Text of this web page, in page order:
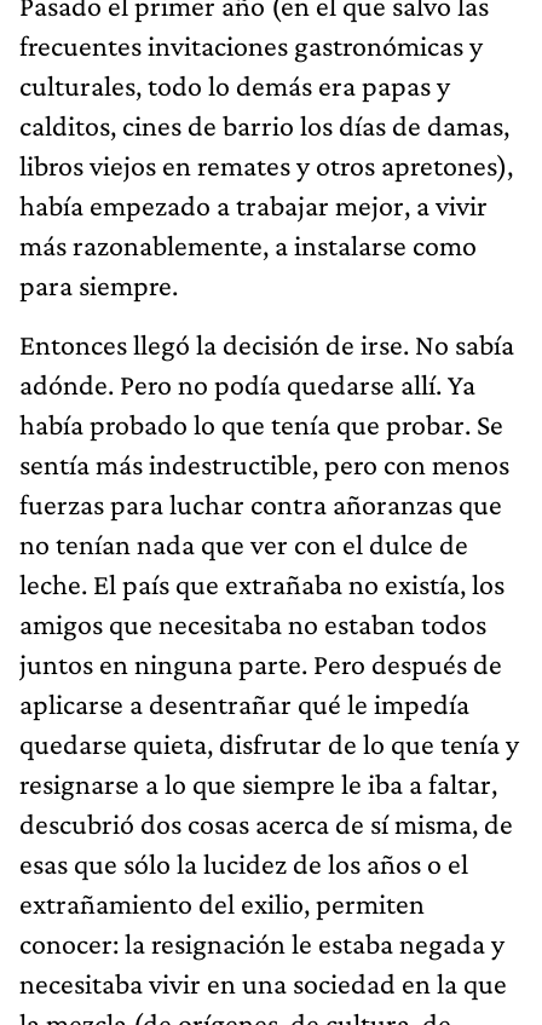
frecuentes invitaciones gastronómicas y
culturales, todo lo demás era papas y
calditos, cines de barrio los días de damas,
libros viejos en remates y otros apretones),
había empezado a trabajar mejor, a vivir
más razonablemente, a instalarse como
para siempre.
Entonces llegó la decisión de irse. No sabía
adónde. Pero no podía quedarse allí. Ya
había probado lo que tenía que probar. Se
sentía más indestructible, pero con menos
fuerzas para luchar contra añoranzas que
no tenían nada que ver con el dulce de
leche. El país que extrañaba no existía, los
amigos que necesitaba no estaban todos
juntos en ninguna parte. Pero después de
aplicarse a desentrañar qué le impedía
quedarse quieta, disfrutar de lo que tenía y
resignarse a lo que siempre le iba a faltar,
descubrió dos cosas acerca de sí misma, de
esas que sólo la lucidez de los años o el
extrañamiento del exilio, permiten
conocer: la resignación le estaba negada y
necesitaba vivir en una sociedad en la que